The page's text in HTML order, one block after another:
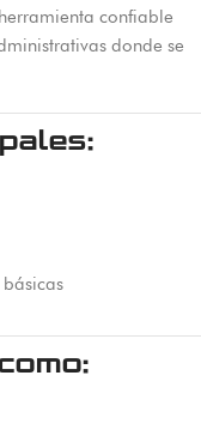
confiable
donde se